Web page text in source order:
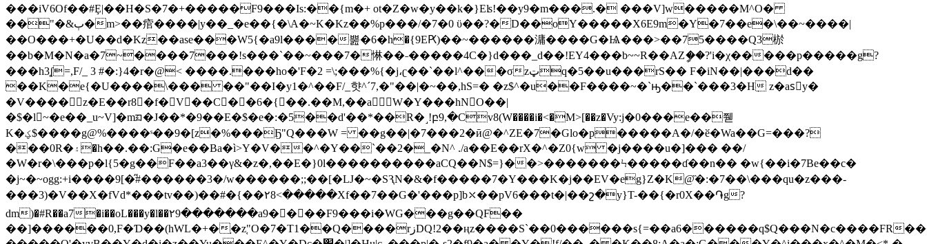
���iV6Of��#Ȩ|��H�S�7�+�����F9���Is:��{m�+ ot�Z�w�y��k�}Eʪ!��y9�m���.� ���V]w�����M^O�
��"�&ٻ�m>��痯����|y��_�e��{�\A�~K�Kz��%p���/�7�0 ϋ��?�D��oY�����X6E9m�Y�7��e�\��~����|
��O���+�U��d�Kz��ase���W5{�a9l����뿚�6�h�{9EԖ)��~������滽����G�Ѩ���>��75����Q3棜
��b�M�N�a�7~����7���!s���`��~���7�惏��˗�����4C�}d���_d��!EY4���b~~R��AZީ��?'i�χ�����p�����g?
���h3ʆ=,F/_ 3 #�:}4�r�@< ����.���ho�'F�2 =\;���%{�j،ʗ��`��l^���σzټq�5��u���rS�� F�iN��|���d��
��K�e{�U����\��� ��"��I�y1�^��F/_햣^´7,�"��|�~��,hS=� �z$^�u��F����~�`ԣ��`���3�Hٜ z�asَy�
�V����z�E��r8�f�V��C��6�{��.��M,��aW�Y���hNO��|
�$�l~�e��_u~V]�mᤀ�J��*�9��E�$�e�:�5��d'��*��R�˼!բ9,�Cv8(W����i�<�M>[��z�Vy:ϳ�0���e��쮇
K�ؼ$����g@%����ˢ��9�[z�%���Ҕ"Q���W = ��g��|�7���2�ӣ@�^ZE�7�Glo�p�����A�/�ӗ�Wa��G=���?
���0R�۽�h��.��:G�e��Ba�ì>Y�V��^�Y��`��2�_�N^ ./a��E��rX�^�Z0{w �j����u�]��� ��/
�W�r�\���p�l{5�g��F��a3��γ&�z�,��E�}0l����������aCQ��N$=}��>�������Ϟ�����ɗ��n�� �w{��i�7Be��c�
�j~�~ogg:+i����9[�̋#������3�/w������;;��[�Ǉ�~�SԆN�&�f�����7�Y���K�j��EV�eg}Z�K@̏�:�7��\���qu�z���-
���3)�V��X�fVd*���tv��)��#�{��٢8<�����Xf��7��G�'���p]b⤬��pV6���t�|��շ�y}T-��{�r0X��֏g?
dm)�#R��a7�i��oL���y�l��٢9�������a9��ٰ��F9���i�WG���g��QF��
��]������0,F�Ɗ��(hWL�+�֣�z֚"O�7�T1��Q����rزDQ!2��ңz����S`��0������s{=��a6������q$Q���N�c����FR����B�r0�V���T�pz�J$��FRU��H�M��܅���MK���x';F��ș7��{.�XQ�˦�T�T�|